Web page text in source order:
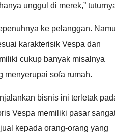
unggul di merek,”
ke pelanggan.
karakterisik Vespa dan
cukup banyak misalnya
menyerupai sofa rumah.
bisnis ini terletak
Vespa memiliki pasar
kepada orang-orang yang